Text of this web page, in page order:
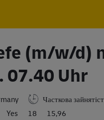
(m/w/d)
07.40 Uhr
Часткова
Yes 18 15,96